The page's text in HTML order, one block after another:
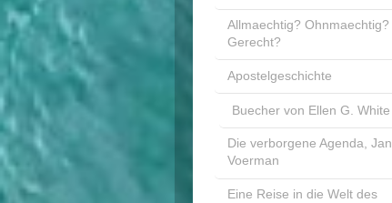
Allmaechtig? Ohnmaechtig?
Gerecht?
Apostelgeschichte
Buecher von Ellen G. White
Die verborgene Agenda, Jan
Voerman
Eine Reise in die Welt des